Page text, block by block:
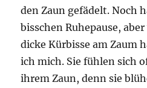
den Zaun gefädelt. Noch
bisschen Ruhepause,
dicke Kürbisse am Zaum
ich mich. Sie fühlen sich
ihrem Zaun, denn sie